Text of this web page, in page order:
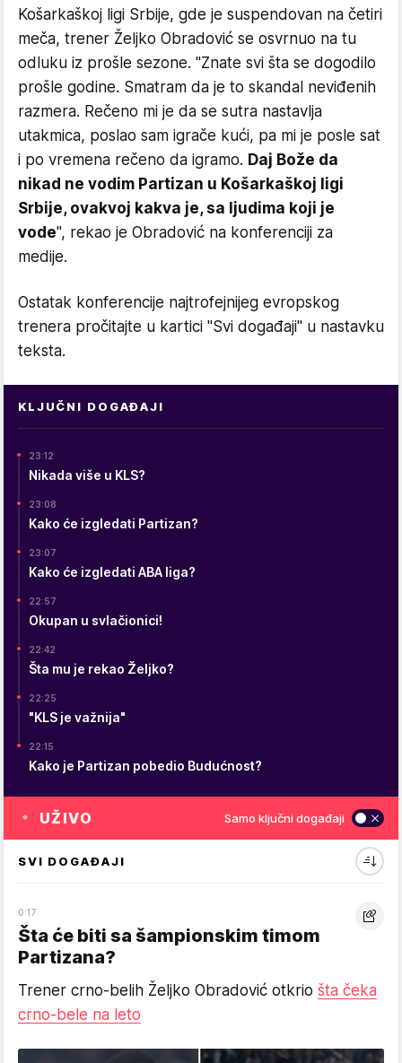
Košarkaškoj ligi Srbije, gde je suspendovan na četiri
meča, trener Željko Obradović se osvrnuo na tu
odluku iz prošle sezone. "Znate svi šta se dogodilo
prošle godine. Smatram da je to skandal neviđenih
razmera. Rečeno mi je da se sutra nastavlja
utakmica, poslao sam igrače kući, pa mi je posle sat
i po vremena rečeno da igramo. Daj Bože da
nikad ne vodim Partizan u Košarkaškoj ligi
Srbije, ovakvoj kakva je, sa ljudima koji je
vode", rekao je Obradović na konferenciji za
medije.
Ostatak konferencije najtrofejnijeg evropskog
trenera pročitajte u kartici "Svi događaji" u nastavku
teksta.
KLJUČNI DOGAĐAJI
23:12
Nikada više u KLS?
23:08
Kako će izgledati Partizan?
23:07
Kako će izgledati ABA liga?
22:57
Okupan u svlačionici!
22:42
Šta mu je rekao Željko?
22:25
"KLS je važnija"
22:15
Kako je Partizan pobedio Budućnost?
UŽIVO Samo ključni događaji
SVI DOGAĐAJI
0:17
Šta će biti sa šampionskim timom
Partizana?
Trener crno-belih Željko Obradović otkrio šta čeka
crno-bele na leto